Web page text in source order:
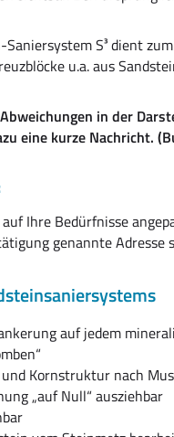
Saniersystem S³ dient
u.a. aus
in der
eine kurze Nachricht.
Ihre Bedürfnisse
genannte Adresse
auf jedem
Kornstruktur nach
„auf Null“ ausziehbar